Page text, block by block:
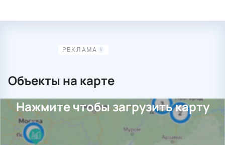
Объекты на карте
Нажмите чтобы загрузить карту